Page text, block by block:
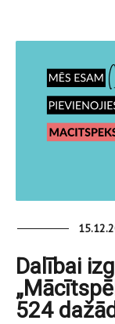
Dalībai
524